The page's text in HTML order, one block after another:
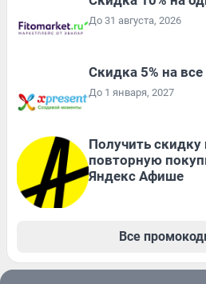
До 31 августа, 2026
Скидка 5% на
До 1 января, 2027
Получить скидку
повторную
Яндекс Афише
Все